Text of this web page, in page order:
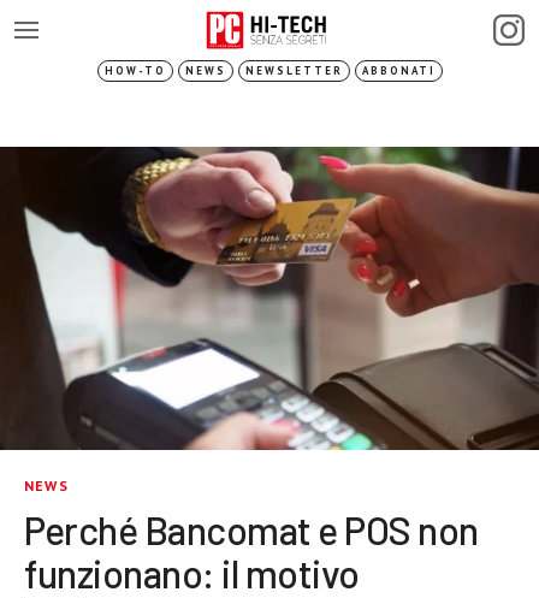
HOW-TO NEWS NEWSLETTER ABBONATI
NEWS
Perché Bancomat e POS non
funzionano: il motivo